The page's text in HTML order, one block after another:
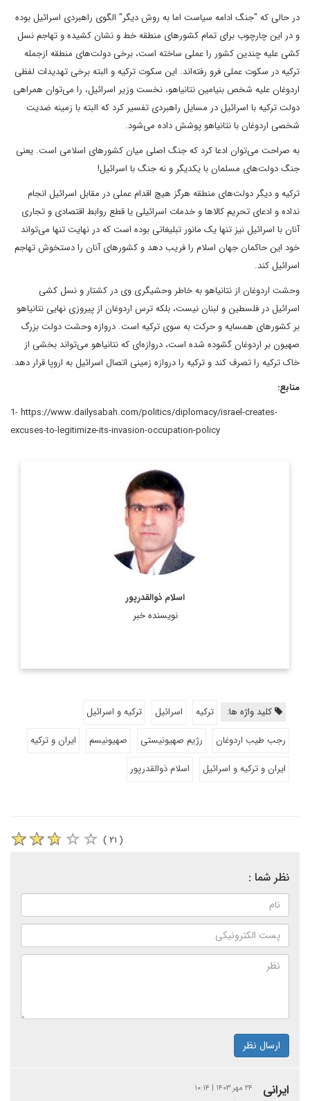
در حالی که "جنگ ادامه سیاست اما به روش دیگر" الگوی راهبردی اسرائیل بوده
و در این چارچوب برای تمام کشورهای منطقه خط و نشان کشیده و تهاجم نسل
کشی علیه چندین کشور را عملی ساخته است، برخی دولت‌های منطقه ازجمله
ترکیه در سکوت عملی فرو رفته‌اند. این سکوت ترکیه و البته برخی تهدیدات لفظی
اردوغان علیه شخص بنیامین نتانیاهو، نخست وزیر اسرائیل، را می‌توان همراهی
دولت ترکیه با اسرائیل در مسایل راهبردی تفسیر کرد که البته با زمینه ضدیت
شخصی اردوغان با نتانیاهو پوشش داده می‌شود.
به صراحت می‌توان ادعا کرد که جنگ اصلی میان کشورهای اسلامی است. یعنی
جنگ دولت‌های مسلمان با یکدیگر و نه جنگ با اسرائیل!
ترکیه و دیگر دولت‌های منطقه هرگز هیچ اقدام عملی در مقابل اسرائیل انجام
نداده و ادعای تحریم کالاها و خدمات اسرائیلی یا قطع روابط اقتصادی و تجاری
آنان با اسرائیل نیز تنها یک مانور تبلیغاتی بوده است که در نهایت تنها می‌تواند
خود این حاکمان جهان اسلام را فریب دهد و کشورهای آنان را دستخوش تهاجم
اسرائیل کند.
وحشت اردوغان از نتانیاهو به خاطر وحشیگری وی در کشتار و نسل کشی
اسرائیل در فلسطین و لبنان نیست، بلکه ترس اردوغان از پیروزی نهایی نتانیاهو
بر کشورهای همسایه و حرکت به سوی ترکیه است. دروازه وحشت دولت بزرگ
صهیون بر اردوغان گشوده شده است، دروازه‌ای که نتانیاهو می‌تواند بخشی از
خاک ترکیه را تصرف کند و ترکیه را دروازه زمینی اتصال اسرائیل به اروپا قرار دهد.
منابع:
1- https://www.dailysabah.com/politics/diplomacy/israel-creates-
excuses-to-legitimize-its-invasion-occupation-policy
اسلام ذوالقدرپور
نویسنده خبر
کارشناس ارشد مسائل سیاسی و بین الملل و دکترای
سیاستگذاری عمومی
اطلاعات بیشتر
کلید واژه ها: ترکیه اسرائیل
ترکیه و اسرائیل
رجب طیب اردوغان
رژیم صهیونیستی صهیونیسم
ایران و ترکیه
ایران و ترکیه و اسرائیل
اسلام ذوالقدرپور
( ۲۱ )
نظر شما :
ارسال نظر
ایرانی ۲۴ مهر ۱۴۰۳ | ۱۰:۱۴